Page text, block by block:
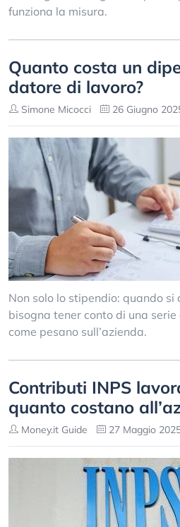
funziona la misura.
Quanto costa un
datore di lavoro?
Simone Micocci 26 Giugno
Non solo lo stipendio: quando si
bisogna tener conto di una serie
come pesano sull’azienda.
Contributi INPS
quanto costano
Money.it Guide 27 Maggio